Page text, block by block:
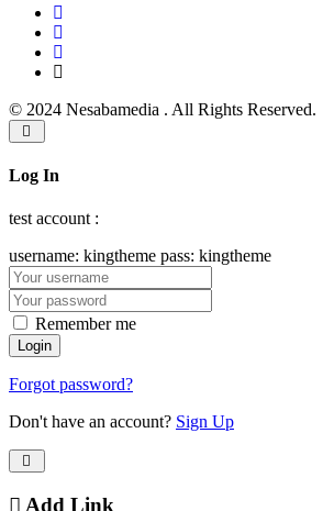
© 2024 Nesabamedia . All Rights Reserved.
Log In
test account :
username: kingtheme pass: kingtheme
Remember me
Forgot password?
Don't have an account? Sign Up
Add Link